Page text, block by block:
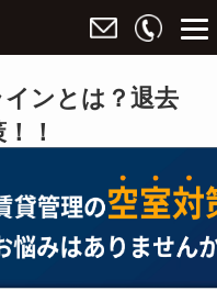
ンとは？退去
！